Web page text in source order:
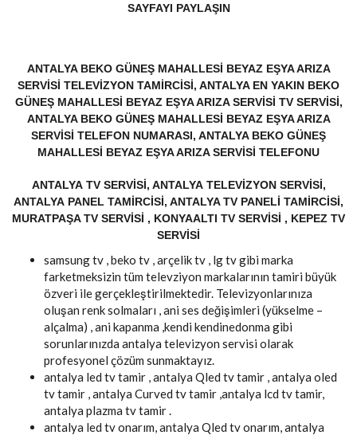
SAYFAYI PAYLAŞIN
ANTALYA BEKO GÜNEŞ MAHALLESI BEYAZ EŞYA ARIZA
SERVISI TELEVIZYON TAMIRCISI, ANTALYA EN YAKIN BEKO
GÜNEŞ MAHALLESI BEYAZ EŞYA ARIZA SERVISI TV SERVISI,
ANTALYA BEKO GÜNEŞ MAHALLESI BEYAZ EŞYA ARIZA
SERVISI TELEFON NUMARASI, ANTALYA BEKO GÜNEŞ
MAHALLESI BEYAZ EŞYA ARIZA SERVISI TELEFONU
ANTALYA TV SERVISI, ANTALYA TELEVIZYON SERVISI,
ANTALYA PANEL TAMIRCISI, ANTALYA TV PANELI TAMIRCISI,
MURATPAŞA TV SERVISI , KONYAALTI TV SERVISI , KEPEZ TV
SERVISI
samsung tv , beko tv , arçelik tv , lg tv gibi marka
farketmeksizin tüm televziyon markalarının tamiri büyük
özveri ile gerçekleştirilmektedir. Televizyonlarınıza
oluşan renk solmaları , ani ses değişimleri (yükselme –
alçalma) , ani kapanma ,kendi kendinedonma gibi
sorunlarınızda antalya televizyon servisi olarak
profesyonel çözüm sunmaktayız.
antalya led tv tamir , antalya Qled tv tamir , antalya oled
tv tamir , antalya Curved tv tamir ,antalya lcd tv tamir,
antalya plazma tv tamir .
antalya led tv onarım, antalya Qled tv onarım, antalya